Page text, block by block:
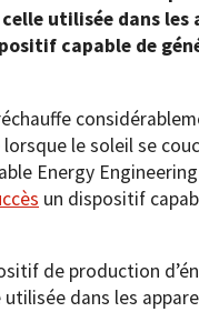
utilisée dans
capable de
le soleil se
Energy
un dispositif
de production
dans les